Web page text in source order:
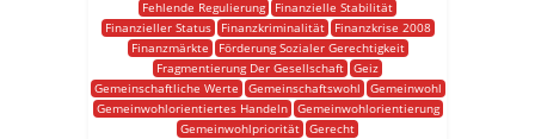
Fehlende Regulierung
Finanzielle Stabilität
Finanzieller Status
Finanzkriminalität
Finanzkrise 2008
Finanzmärkte
Förderung Sozialer Gerechtigkeit
Fragmentierung Der Gesellschaft Geiz
Gemeinschaftliche Werte
Gemeinschaftswohl
Gemeinwohl
Gemeinwohlorientiertes Handeln
Gemeinwohlorientierung
Gemeinwohlpriorität Gerecht